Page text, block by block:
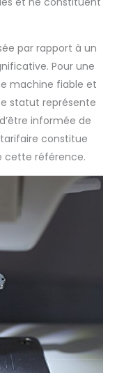
par rapport à un
Pour une
machine fiable et
statut représente
informée de
constitue
cette référence.